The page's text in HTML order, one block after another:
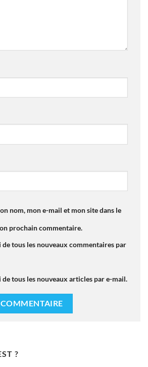
nom, mon e-mail et mon site dans le
prochain commentaire.
de tous les nouveaux commentaires par
de tous les nouveaux articles par e-mail.
?